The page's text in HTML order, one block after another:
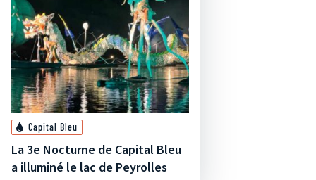
Capital Bleu
La 3e Nocturne de Capital Bleu
a illuminé le lac de Peyrolles